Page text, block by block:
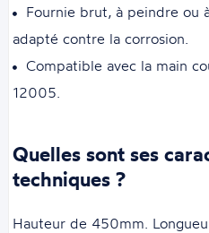
Fournie brut, à peindre ou
adapté contre la corrosion.
Compatible avec la main
12005.
Quelles sont ses
techniques ?
Hauteur de 450mm.